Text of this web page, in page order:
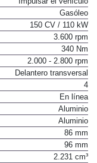
Gasóleo
150 CV / 110 kW
3.600 rpm
340 Nm
2.000 - 2.800 rpm
Delantero transversal
4
En línea
Aluminio
Aluminio
86 mm
96 mm
2.231 cm³